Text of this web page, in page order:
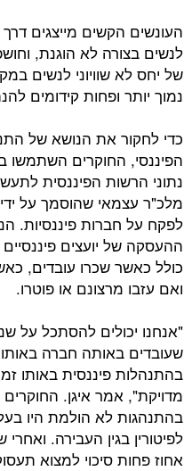
מייצגים דרך חבויה בה
לא הוגנת, וחושפת
לנשים במקום
קידומים להנהלה
את הנושא של התנהגות הלא
השתמשו בנתונים
שהוסמך על ידי ממשלת
פיננסיות. הנתונים
שכרו עובדים, כאשר
או פוטרו.
להסתכל על שני יועצים –
חברה באותו זמן, וגם
באותו זמן, ועושים
איגן. החוקרים גילו כי
סיכוי למצוא תעסוקה חדשה